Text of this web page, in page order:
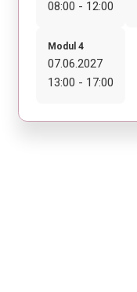
08:00 - 12:00
Modul 4
07.06.2027
13:00 - 17:00